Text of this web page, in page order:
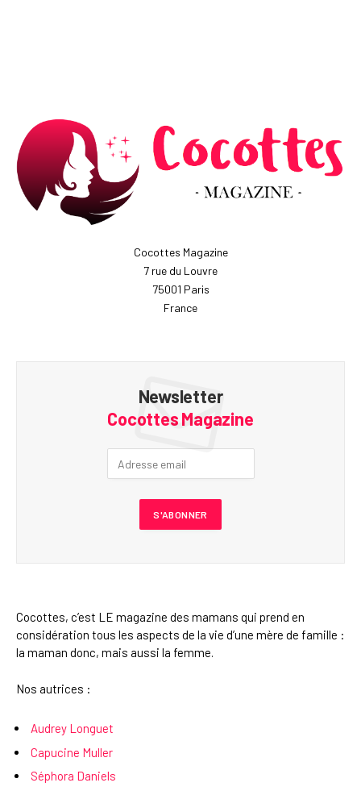
Cocottes Magazine
7 rue du Louvre
75001 Paris
France
Newsletter
Cocottes Magazine
Cocottes, c’est LE magazine des mamans qui prend en
considération tous les aspects de la vie d’une mère de famille :
la maman donc, mais aussi la femme.
Nos autrices :
Audrey Longuet
Capucine Muller
Séphora Daniels